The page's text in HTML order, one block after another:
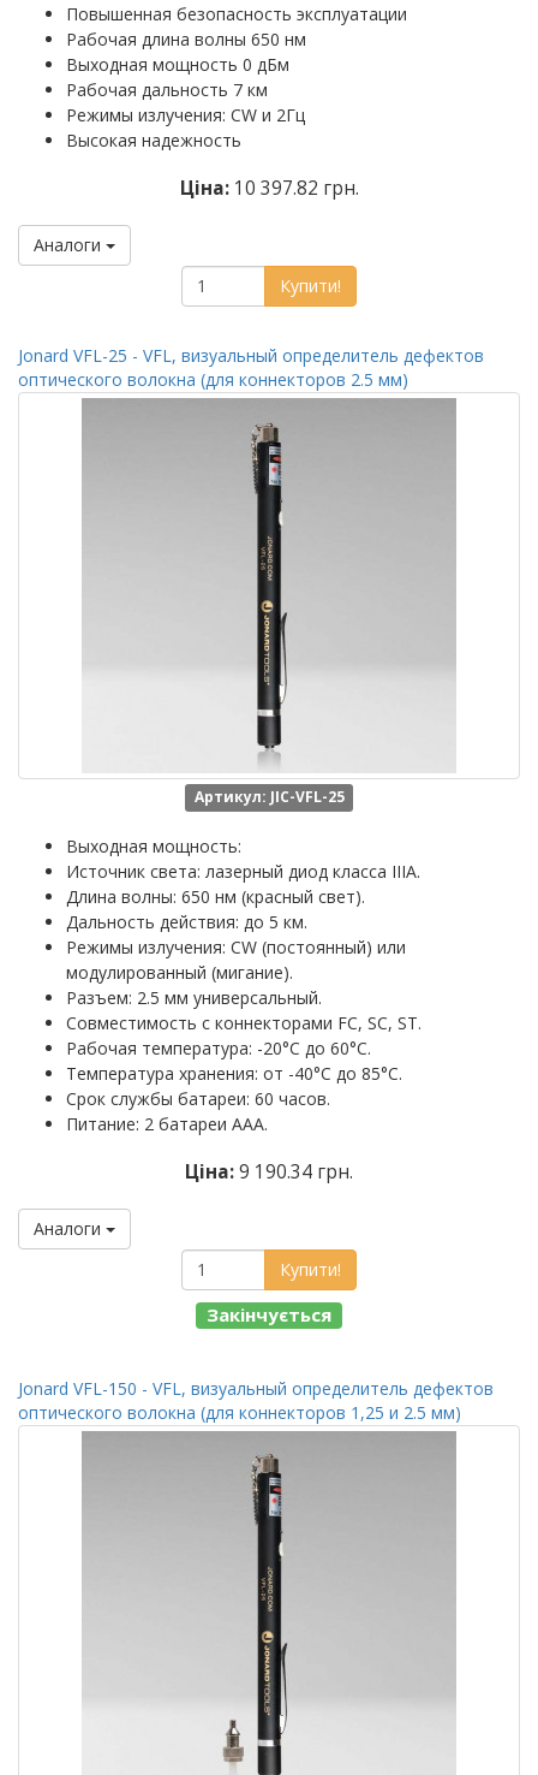
Повышенная безопасность эксплуатации
Рабочая длина волны 650 нм
Выходная мощность 0 дБм
Рабочая дальность 7 км
Режимы излучения: CW и 2Гц
Высокая надежность
Ціна: 10 397.82 грн.
Аналоги
Купити!
Jonard VFL-25 - VFL, визуальный определитель дефектов
оптического волокна (для коннекторов 2.5 мм)
Артикул: JIC-VFL-25
Выходная мощность:
Источник света: лазерный диод класса IIIA.
Длина волны: 650 нм (красный свет).
Дальность действия: до 5 км.
Режимы излучения: CW (постоянный) или
модулированный (мигание).
Разъем: 2.5 мм универсальный.
Совместимость с коннекторами FC, SC, ST.
Рабочая температура: -20°C до 60°C.
Температура хранения: от -40°C до 85°C.
Срок службы батареи: 60 часов.
Питание: 2 батареи AAA.
Ціна:9 190.34 грн.
Аналоги
Купити!
Закінчується
Jonard VFL-150 - VFL, визуальный определитель дефектов
оптического волокна (для коннекторов 1,25 и 2.5 мм)